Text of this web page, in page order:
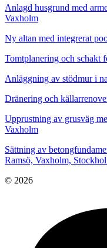
Anlagd husgrund med
Vaxholm
Ny altan med integrerat
Tomtplanering och schakt
Anläggning av stödmur i
Dränering och
Upprustning av grusväg
Vaxholm
Sättning av
Ramsö, Vaxholm,
© 2026